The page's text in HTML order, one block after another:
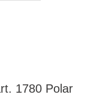
1780 Polar